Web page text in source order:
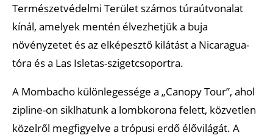
Természetvédelmi Terület számos túraútvonalat
kínál, amelyek mentén élvezhetjük a buja
növényzetet és az elképesztő kilátást a Nicaragua-
tóra és a Las Isletas-szigetcsoportra.
A Mombacho különlegessége a „Canopy Tour”, ahol
zipline-on siklhatunk a lombkorona felett, közvetlen
közelről megfigyelve a trópusi erdő élővilágát. A